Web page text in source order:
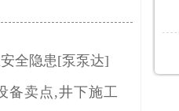
全隐患[泵泵达]
备卖点,井下施工